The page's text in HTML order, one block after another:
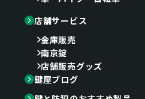
店舗サービス
金庫販売
南京錠
店舗販売グッズ
鍵屋ブログ